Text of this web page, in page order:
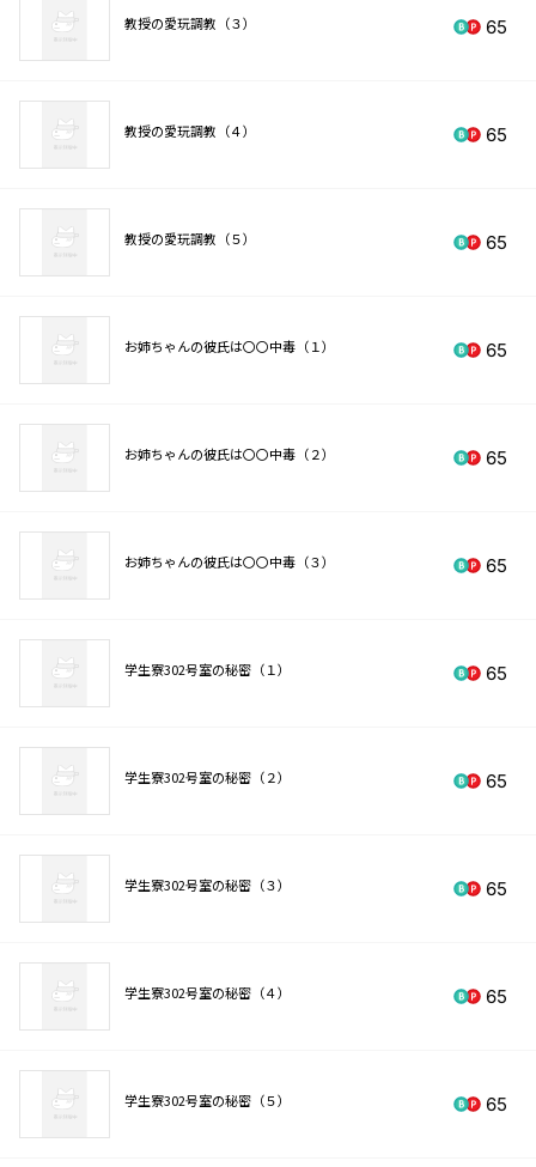
教授の愛玩調教（３） 65
教授の愛玩調教（４） 65
教授の愛玩調教（５） 65
お姉ちゃんの彼氏は〇〇中毒（１） 65
お姉ちゃんの彼氏は〇〇中毒（２） 65
お姉ちゃんの彼氏は〇〇中毒（３） 65
学生寮302号室の秘密（１） 65
学生寮302号室の秘密（２） 65
学生寮302号室の秘密（３） 65
学生寮302号室の秘密（４） 65
学生寮302号室の秘密（５） 65